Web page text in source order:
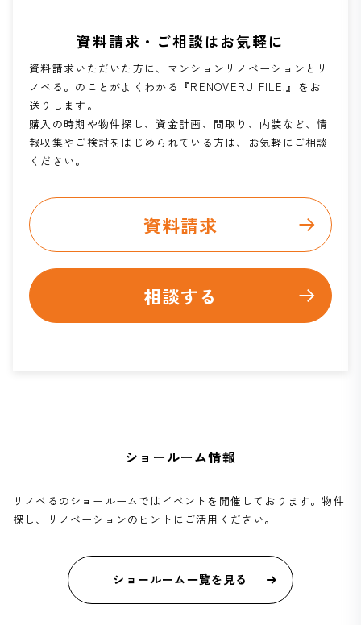
資料請求・ご相談はお気軽に
資料請求いただいた方に、マンションリノベーションとリ
ノベる。のことがよくわかる『RENOVERU FILE.』をお
送りします。
購入の時期や物件探し、資金計画、間取り、内装など、情
報収集やご検討をはじめられている方は、お気軽にご相談
ください。
資料請求
相談する
ショールーム情報
リノベるのショールームではイベントを開催しております。物件
探し、リノベーションのヒントにご活用ください。
ショールーム一覧を見る